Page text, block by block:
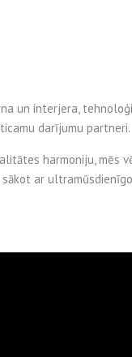
un interjera,
darījumu partneri.
harmoniju, mēs
ar